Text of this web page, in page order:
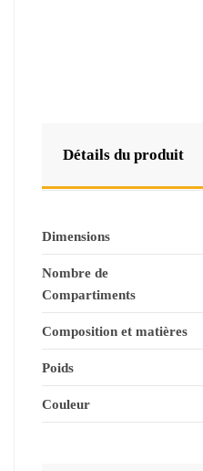
Détails du produit
Dimensions
Nombre de
Compartiments
Composition et matières
Poids
Couleur